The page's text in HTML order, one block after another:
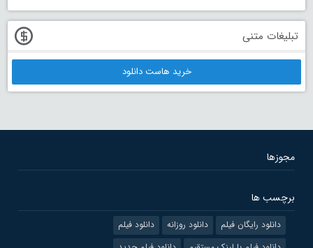
تبلیغات متنی
خرید هاست دانلود
مجوزها
برچسب ها
دانلود رایگان فیلم دانلود روزانه
دانلود فیلم